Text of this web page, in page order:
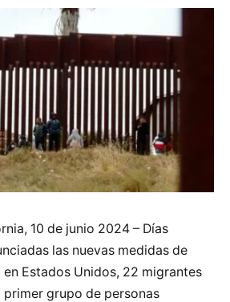
10 de junio 2024 – Días
las nuevas medidas de
Estados Unidos, 22 migrantes
grupo de personas